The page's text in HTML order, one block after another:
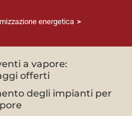
a vapore:
offerti
degli impianti per
energetica >